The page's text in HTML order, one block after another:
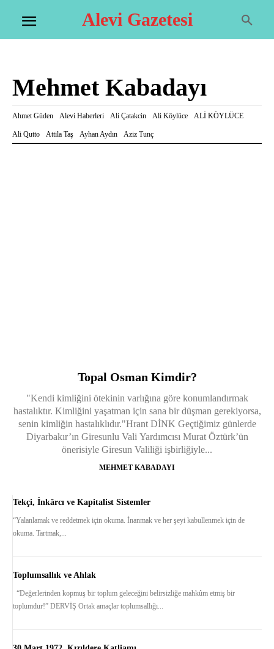
Alevi Gazetesi
Mehmet Kabadayı
Ahmet Güden Alevi Haberleri Ali Çatakcin Ali Köylüce ALİ KÖYLÜCE
Ali Qutto Attila Taş Ayhan Aydın Aziz Tunç
Topal Osman Kimdir?
"Kendi kimliğini ötekinin varlığına göre konumlandırmak
hastalıktır. Kimliğini yaşatman için sana bir düşman gerekiyorsa,
senin kimliğin hastalıklıdır."Hrant DİNK Geçtiğimiz günlerde
Diyarbakır’ın Giresunlu Vali Yardımcısı Murat Öztürk’ün
önerisiyle Giresun Valiliği işbirliğiyle...
MEHMET KABADAYI
Tekçi, İnkârcı ve Kapitalist Sistemler
“Yalanlamak ve reddetmek için okuma. İnanmak ve her şeyi kabullenmek için de
okuma. Tartmak,...
Toplumsallık ve Ahlak
“Değerlerinden kopmuş bir toplum geleceğini belirsizliğe mahkûm etmiş bir
toplumdur!” DERVİŞ Ortak amaçlar toplumsallığı...